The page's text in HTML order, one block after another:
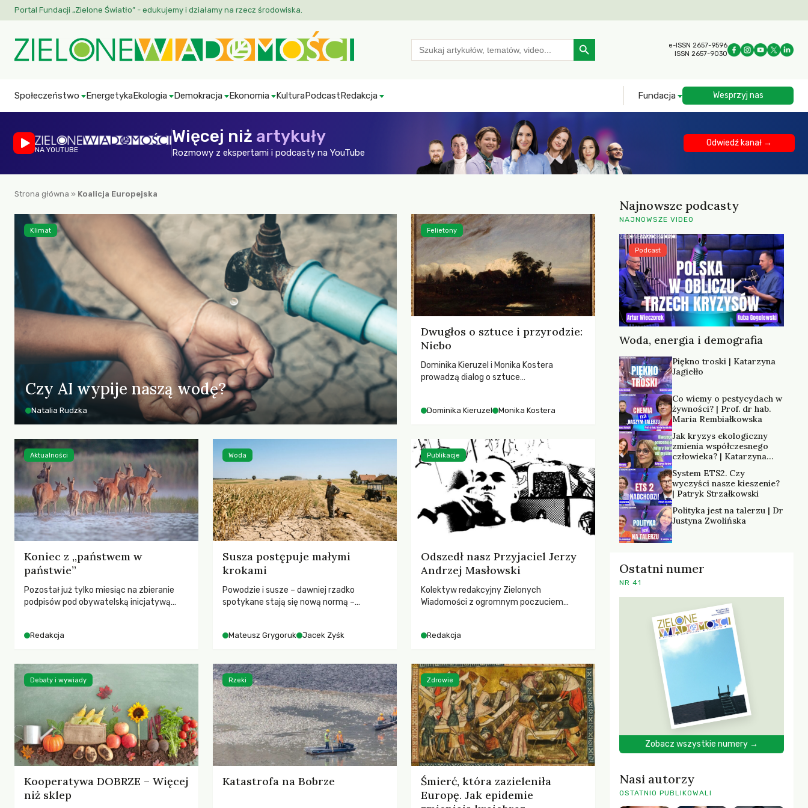
Portal Fundacji „Zielone Światło” - edukujemy i działamy na rzecz środowiska.
Search
for:
Search Button
e-ISSN 2657-9596
ISSN 2657-9030
Społeczeństwo EnergetykaEkologia Demokracja Ekonomia KulturaPodcastRedakcja Fundacja Wesprzyj nas
NA YOUTUBE
Więcej niż artykuły
Rozmowy z ekspertami i podcasty na YouTube
Odwiedź kanał →
Strona główna » Koalicja Europejska
Czy AI wypije naszą wodę?
Natalia Rudzka
Klimat
Dwugłos o sztuce i przyrodzie:
Niebo
Dominika Kieruzel i Monika Kostera
prowadzą dialog o sztuce
wrażliwość, odczuwanie przestrzeni oraz
Dominika Kieruzel Monika Kostera
Felietony
Koniec z „państwem w
państwie”
Pozostał już tylko miesiąc na zbieranie
podpisów pod obywatelską inicjatywą
pełną mobilizację, ponieważ projekt
rozwiązania dla przyrody i zwierząt,
radykalnie zmieniając dotychczasowy
paradygmat funkcjonowania łowiectwa w
Polsce.
Redakcja
Aktualności
Susza postępuje małymi
krokami
Powodzie i susze – dawniej rzadko
spotykane stają się nową normą –
SGGW.
Mateusz Grygoruk Jacek Zyśk
Woda
Odszedł nasz Przyjaciel Jerzy
Andrzej Masłowski
Kolektyw redakcyjny Zielonych
Wiadomości z ogromnym poczuciem
kochanego Opiekuna, Mecenasa i Mentora.
Redakcja
Publikacje
Kooperatywa DOBRZE – Więcej
niż sklep
Debaty i wywiady
Katastrofa na Bobrze
Rzeki
Śmierć, która zazieleniła
Europę. Jak epidemie
Zdrowie
Najnowsze podcasty
NAJNOWSZE VIDEO
Woda, energia i demografia
Podcast
Piękno troski | Katarzyna
Jagiełło
Co wiemy o pestycydach w
żywności? | Prof. dr hab.
Maria Rembiałkowska
Jak kryzys ekologiczny
zmienia współczesnego
człowieka? | Katarzyna
System ETS2. Czy
wyczyści nasze kieszenie?
| Patryk Strzałkowski
Polityka jest na talerzu | Dr
Justyna Zwolińska
Ostatni numer
NR 41
Zobacz wszystkie numery →
Nasi autorzy
OSTATNIO PUBLIKOWALI